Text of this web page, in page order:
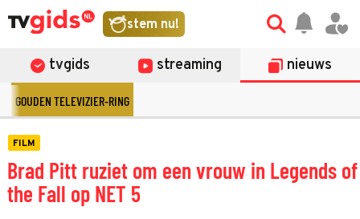
stem nu!
tvgids streaming nieuws
GOUDEN TELEVIZIER-RING
FILM
Brad Pitt ruziet om een vrouw in Legends of
the Fall op NET 5